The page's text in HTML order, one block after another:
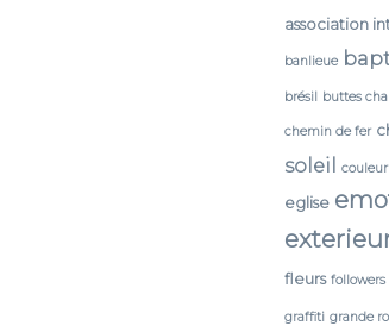
association
banlieue
brésil buttes
chemin de fer
soleil couleur
eglise
fleurs followers
graffiti grande